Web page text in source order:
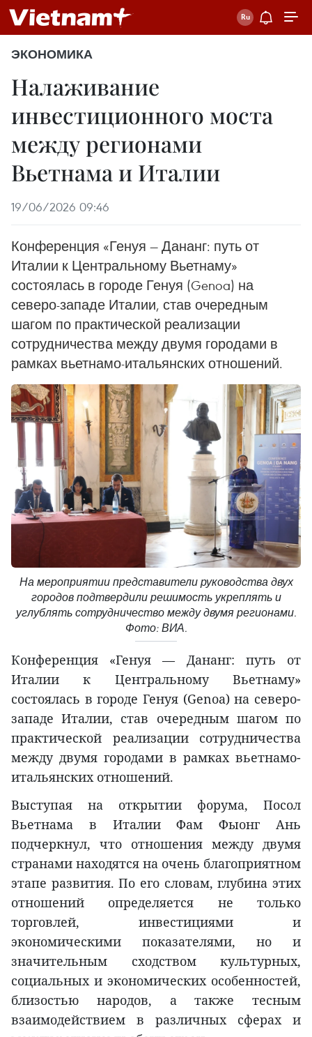
ЭКОНОМИКА
Налаживание
инвестиционного моста
между регионами
Вьетнама и Италии
19/06/2026 09:46
Конференция «Генуя — Дананг: путь от
Италии к Центральному Вьетнаму»
состоялась в городе Генуя (Genoa) на
северо-западе Италии, став очередным
шагом по практической реализации
сотрудничества между двумя городами в
рамках вьетнамо-итальянских отношений.
На мероприятии представители руководства двух
городов подтвердили решимость укреплять и
углублять сотрудничество между двумя регионами.
Фото: ВИА.
Конференция «Генуя — Дананг: путь от
Италии к Центральному Вьетнаму»
состоялась в городе Генуя (Genoa) на северо-
западе Италии, став очередным шагом по
практической реализации сотрудничества
между двумя городами в рамках вьетнамо-
итальянских отношений.
Выступая на открытии форума, Посол
Вьетнама в Италии Фам Фыонг Ань
подчеркнул, что отношения между двумя
странами находятся на очень благоприятном
этапе развития. По его словам, глубина этих
отношений определяется не только
торговлей, инвестициями и
экономическими показателями, но и
значительным сходством культурных,
социальных и экономических особенностей,
близостью народов, а также тесным
взаимодействием в различных сферах и